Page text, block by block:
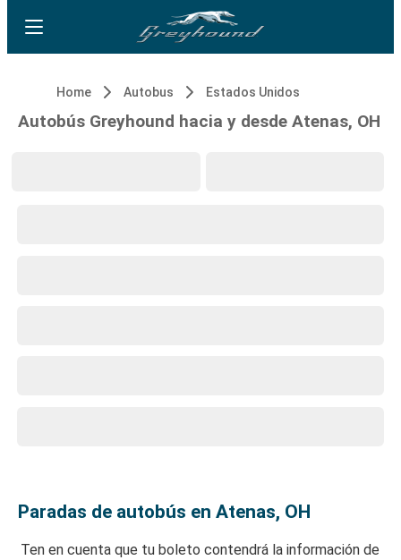
Home Autobus Estados Unidos
Autobús Greyhound hacia y desde Atenas, OH
Paradas de autobús en Atenas, OH
Ten en cuenta que tu boleto contendrá la información de